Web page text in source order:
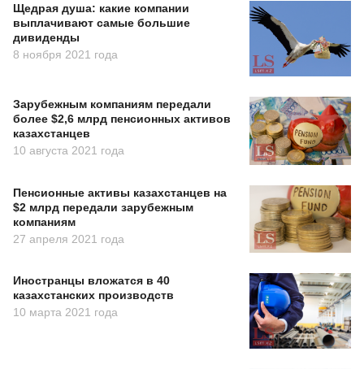
Щедрая душа: какие компании
выплачивают самые большие
дивиденды
8 ноября 2021 года
Зарубежным компаниям передали
более $2,6 млрд пенсионных активов
казахстанцев
10 августа 2021 года
Пенсионные активы казахстанцев на
$2 млрд передали зарубежным
компаниям
27 апреля 2021 года
Иностранцы вложатся в 40
казахстанских производств
10 марта 2021 года